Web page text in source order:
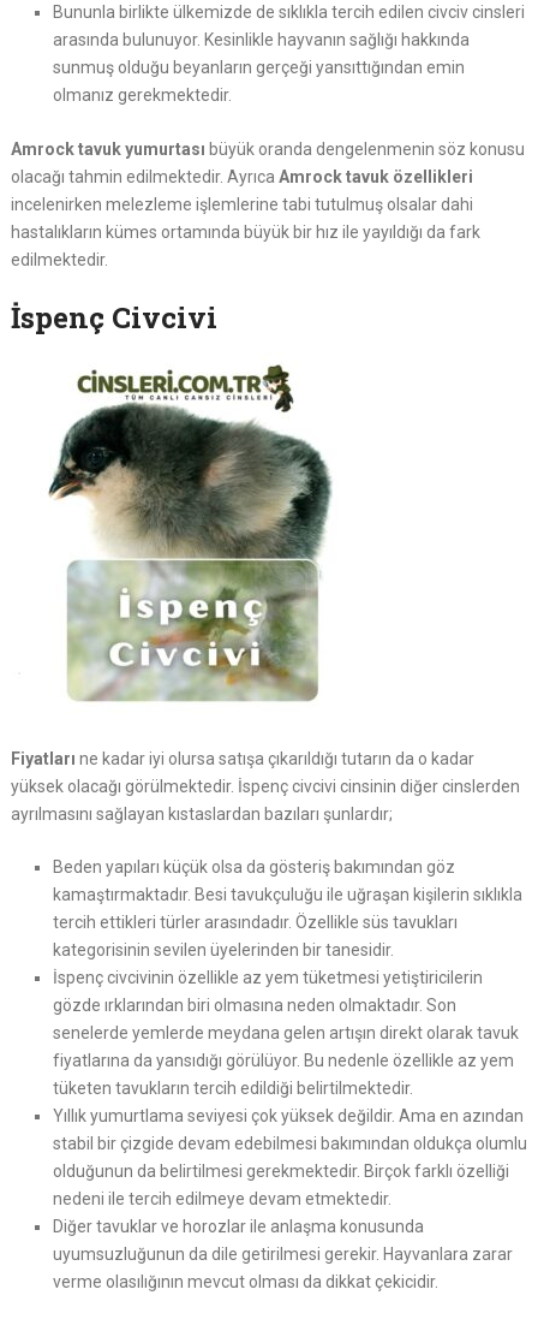
Bununla birlikte ülkemizde de sıklıkla tercih edilen civciv cinsleri
arasında bulunuyor. Kesinlikle hayvanın sağlığı hakkında
sunmuş olduğu beyanların gerçeği yansıttığından emin
olmanız gerekmektedir.
Amrock tavuk yumurtası büyük oranda dengelenmenin söz konusu
olacağı tahmin edilmektedir. Ayrıca Amrock tavuk özellikleri
incelenirken melezleme işlemlerine tabi tutulmuş olsalar dahi
hastalıkların kümes ortamında büyük bir hız ile yayıldığı da fark
edilmektedir.
İspenç Civcivi
Fiyatları ne kadar iyi olursa satışa çıkarıldığı tutarın da o kadar
yüksek olacağı görülmektedir. İspenç civcivi cinsinin diğer cinslerden
ayrılmasını sağlayan kıstaslardan bazıları şunlardır;
Beden yapıları küçük olsa da gösteriş bakımından göz
kamaştırmaktadır. Besi tavukçuluğu ile uğraşan kişilerin sıklıkla
tercih ettikleri türler arasındadır. Özellikle süs tavukları
kategorisinin sevilen üyelerinden bir tanesidir.
İspenç civcivinin özellikle az yem tüketmesi yetiştiricilerin
gözde ırklarından biri olmasına neden olmaktadır. Son
senelerde yemlerde meydana gelen artışın direkt olarak tavuk
fiyatlarına da yansıdığı görülüyor. Bu nedenle özellikle az yem
tüketen tavukların tercih edildiği belirtilmektedir.
Yıllık yumurtlama seviyesi çok yüksek değildir. Ama en azından
stabil bir çizgide devam edebilmesi bakımından oldukça olumlu
olduğunun da belirtilmesi gerekmektedir. Birçok farklı özelliği
nedeni ile tercih edilmeye devam etmektedir.
Diğer tavuklar ve horozlar ile anlaşma konusunda
uyumsuzluğunun da dile getirilmesi gerekir. Hayvanlara zarar
verme olasılığının mevcut olması da dikkat çekicidir.